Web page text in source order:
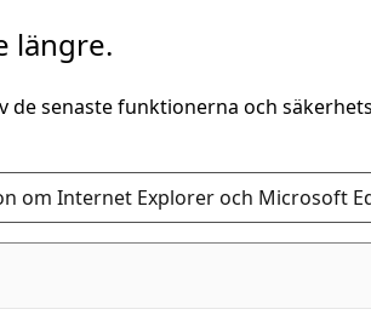
längre.
de senaste funktionerna och
om Internet Explorer och Microsoft